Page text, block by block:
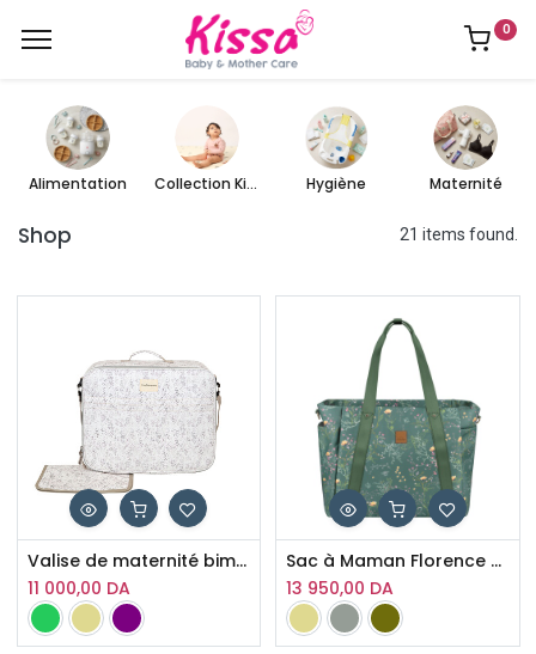
0
Alimentation Collection Kissa Hygiène Maternité
Shop 21 items found.
Valise de maternité bimbidreams
11 000,00 DA
Sac à Maman Florence Dreamy Kikka Boo
13 950,00 DA